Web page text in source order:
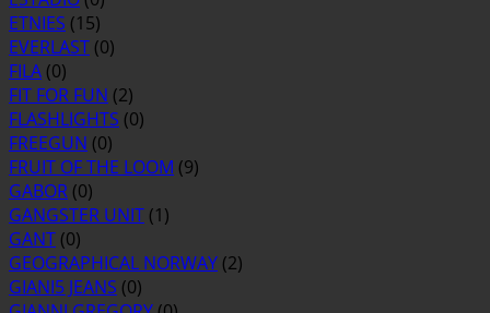
ETNIES (15)
EVERLAST (0)
FILA (0)
FIT FOR FUN (2)
FLASHLIGHTS (0)
FREEGUN (0)
FRUIT OF THE LOOM (9)
GABOR (0)
GANGSTER UNIT (1)
GANT (0)
GEOGRAPHICAL NORWAY (2)
GIANI5 JEANS (0)